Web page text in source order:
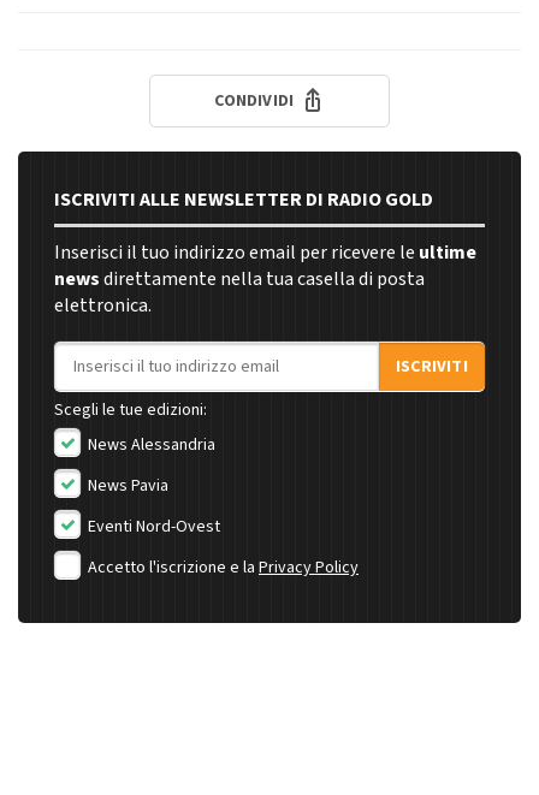
CONDIVIDI
ISCRIVITI ALLE NEWSLETTER DI RADIO GOLD
Inserisci il tuo indirizzo email per ricevere le ultime
newsdirettamente nella tua casella di posta
elettronica.
Indirizzo email
ISCRIVITI
Scegli le tue edizioni:
News Alessandria
News Pavia
Eventi Nord-Ovest
Accetto l'iscrizione e la Privacy Policy